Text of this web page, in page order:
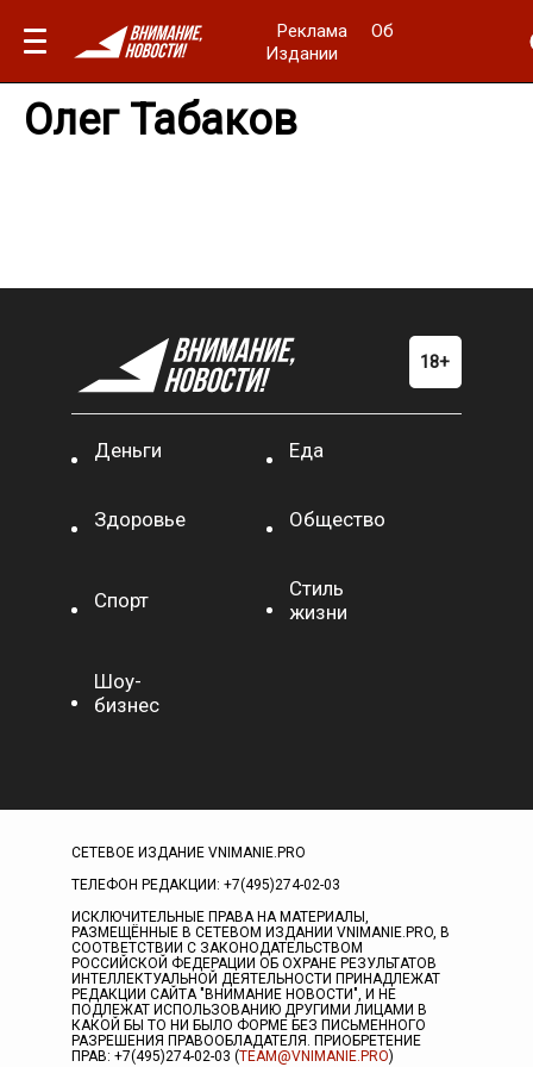
Реклама
Об
Издании
Олег Табаков
Деньги Еда
Здоровье Общество
Спорт
Стиль
жизни
Шоу-
бизнес
СЕТЕВОЕ ИЗДАНИЕ VNIMANIE.PRO
ТЕЛЕФОН РЕДАКЦИИ: +7(495)274-02-03
ИСКЛЮЧИТЕЛЬНЫЕ ПРАВА НА МАТЕРИАЛЫ,
РАЗМЕЩЁННЫЕ В СЕТЕВОМ ИЗДАНИИ VNIMANIE.PRO, В
СООТВЕТСТВИИ С ЗАКОНОДАТЕЛЬСТВОМ
РОССИЙСКОЙ ФЕДЕРАЦИИ ОБ ОХРАНЕ РЕЗУЛЬТАТОВ
ИНТЕЛЛЕКТУАЛЬНОЙ ДЕЯТЕЛЬНОСТИ ПРИНАДЛЕЖАТ
РЕДАКЦИИ САЙТА "ВНИМАНИЕ НОВОСТИ", И НЕ
ПОДЛЕЖАТ ИСПОЛЬЗОВАНИЮ ДРУГИМИ ЛИЦАМИ В
КАКОЙ БЫ ТО НИ БЫЛО ФОРМЕ БЕЗ ПИСЬМЕННОГО
РАЗРЕШЕНИЯ ПРАВООБЛАДАТЕЛЯ. ПРИОБРЕТЕНИЕ
ПРАВ: +7(495)274-02-03 (TEAM@VNIMANIE.PRO)